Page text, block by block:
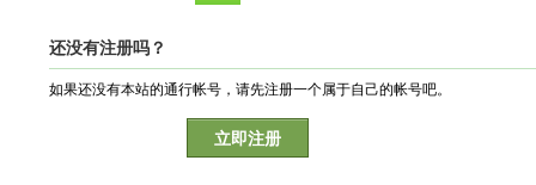
还没有注册吗？
如果还没有本站的通行帐号，请先注册一个属于自己的帐号吧。
立即注册